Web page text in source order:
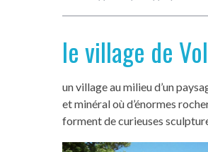
le village de
un village au milieu d’un
et minéral où d’énormes
forment de curieuses